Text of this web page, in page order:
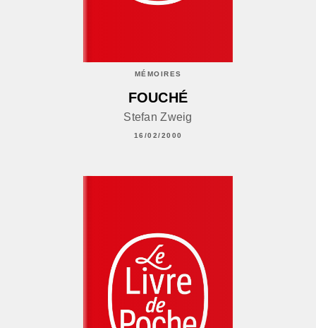
MÉMOIRES
FOUCHÉ
Stefan Zweig
16/02/2000